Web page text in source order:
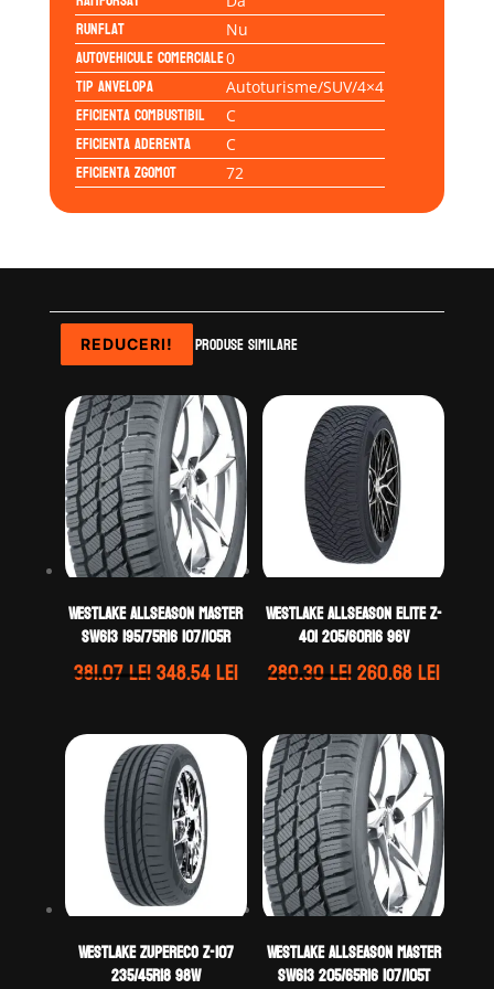
Runflat Nu
Autovehicule comerciale0
Tip anvelopa Autoturisme/SUV/4×4
Eficienta Combustibil C
Eficienta Aderenta C
Eficienta Zgomot 72
Produse similare
REDUCERI!
WestLake ALLSEASON MASTER
SW613 195/75R16 107/105R
381.07leiPrețul
a
fost:
381.07 lei.
348.54leiPrețul
este:
348.54 lei.
REDUCERI!
WestLake ALLSEASON ELITE Z-
401 205/60R16 96V
280.30leiPrețul
a
fost:
280.30 lei.
260.68leiPrețul
este:
REDUCERI!
WestLake ZUPERECO Z-107
235/45R18 98W
REDUCERI!
WestLake ALLSEASON MASTER
SW613 205/65R16 107/105T